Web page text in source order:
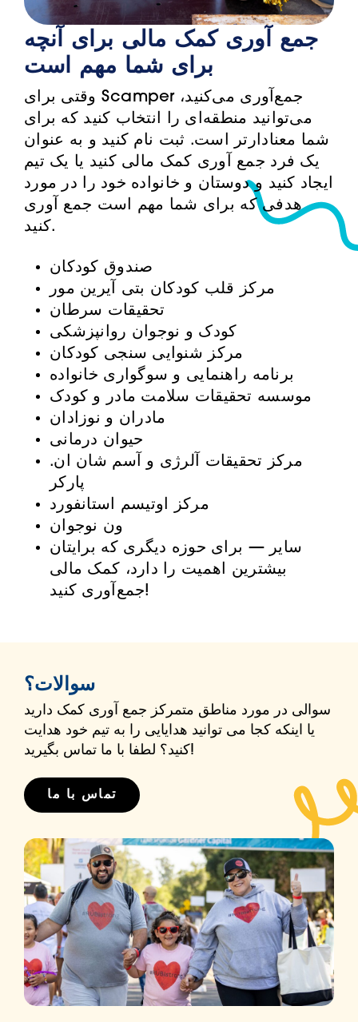
جمع آوری کمک مالی برای آنچه
برای شما مهم است
وقتی برای Scamper جمع‌آوری می‌کنید،
می‌توانید منطقه‌ای را انتخاب کنید که برای
شما معنادارتر است. ثبت نام کنید و به عنوان
یک فرد جمع آوری کمک مالی کنید یا یک تیم
ایجاد کنید و دوستان و خانواده خود را در مورد
هدفی که برای شما مهم است جمع آوری
کنید.
صندوق کودکان
مرکز قلب کودکان بتی آیرین مور
تحقیقات سرطان
کودک و نوجوان روانپزشکی
مرکز شنوایی سنجی کودکان
برنامه راهنمایی و سوگواری خانواده
موسسه تحقیقات سلامت مادر و کودک
مادران و نوزادان
حیوان درمانی
مرکز تحقیقات آلرژی و آسم شان ان.
پارکر
مرکز اوتیسم استانفورد
ون نوجوان
سایر — برای حوزه دیگری که برایتان
بیشترین اهمیت را دارد، کمک مالی
جمع‌آوری کنید!
سوالات؟
سوالی در مورد مناطق متمرکز جمع آوری کمک دارید
یا اینکه کجا می توانید هدایایی را به تیم خود هدایت
کنید؟ لطفا با ما تماس بگیرید!
تماس با ما